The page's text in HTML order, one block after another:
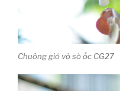
Chuông gió vỏ sò ốc CG27